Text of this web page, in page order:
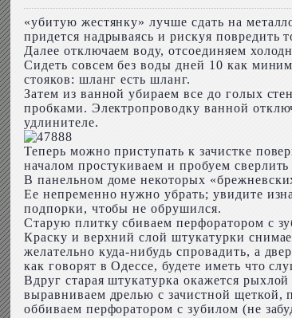
«убитую жестянку» лучше сдать на
придется надрываясь и рискуя повредить
Далее отключаем воду, отсоединяем
Сидеть совсем без воды дней 10 как
стояков: шланг есть шланг.
Затем из ванной убираем все до голых
пробками. Электропроводку ванной
удлинителе.
Теперь можно приступать к зачистке
началом простукиваем и пробуем
В панельном доме некоторых
Ее непременно нужно убрать; увидите
подпорки, чтобы не обрушился.
Старую плитку сбиваем перфоратором с
Краску и верхний слой штукатурки
желательно куда-нибудь спровадить, а
как говорят в Одессе, будете иметь что
Вдруг старая штукатурка окажется
выравниваем дрелью с зачистной щеткой,
оббиваем перфоратором с зубилом (не